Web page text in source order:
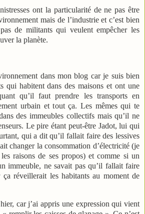
ont la particularité de ne pas être
mais de l’industrie et c’est bien
de militants qui veulent empêcher les
la planète.
dans mon blog car je suis bien
qui habitent dans des maisons et ont une
qu’il faut prendre les transports en
urbain et tout ça. Les mêmes qui te
des immeubles collectifs mais qu’il ne
Le pire étant peut-être Jadot, lui qui
qui a dit qu’il fallait faire des lessives
changer la consommation d’électricité (je
raisons de ses propos) et comme si un
immeuble, ne savait pas qu’il fallait faire
réveillerait les habitants au moment de
car j’ai appris une expression qui vient